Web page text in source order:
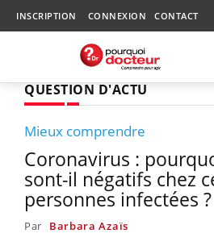
INSCRIPTION CONNEXION CONTACT
QUESTION D'ACTU
Mieux comprendre
Coronavirus :
sont-il négatifs chez
personnes infectées ?
Par Barbara Azaïs